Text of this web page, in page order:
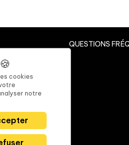
QUESTIONS
cookies
notre